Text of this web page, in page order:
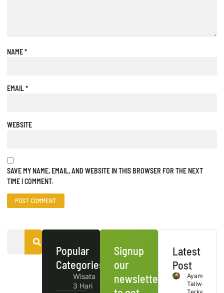
NAME*
EMAIL*
WEBSITE
SAVE MY NAME, EMAIL, AND WEBSITE IN THIS BROWSER FOR THE NEXT
TIME I COMMENT.
Popular
Categories
Wisata
3 Hari
Signup
our
newsletter
Latest
Post
Ayam
Taliwang